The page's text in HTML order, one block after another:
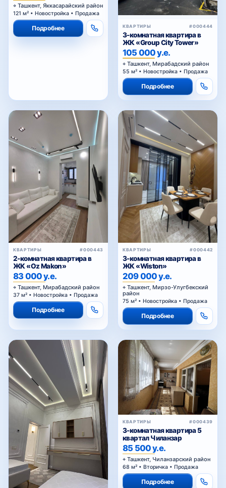
Ташкент, Яккасарайский район
121 м² • Новостройка • Продажа
Подробнее КВАРТИРЫ #000444
3-комнатная квартира в
ЖК «Group City Tower»
105 000 у.е.
Ташкент, Мирабадский район
55 м² • Новостройка • Продажа
Подробнее
КВАРТИРЫ #000443
2-комнатная квартира в
ЖК «Oz Makon»
83 000 у.е.
Ташкент, Мирабадский район
37 м² • Новостройка • Продажа
Подробнее
КВАРТИРЫ #000442
3-комнатная квартира в
ЖК «Wiston»
209 000 у.е.
Ташкент, Мирзо-Улугбекский
район
75 м² • Новостройка • Продажа
Подробнее
КВАРТИРЫ #000439
3-комнатная квартира 5
квартал Чиланзар
85 500 у.е.
Ташкент, Чиланзарский район
68 м² • Вторичка • Продажа
Подробнее